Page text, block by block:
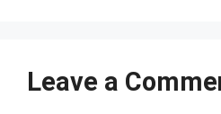
Leave a